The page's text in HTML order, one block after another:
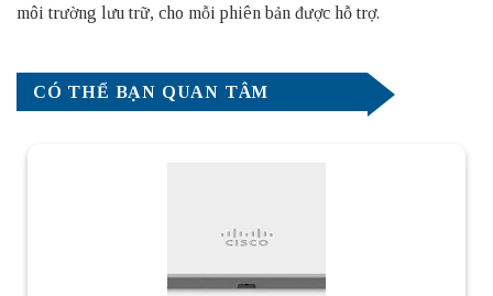
môi trường lưu trữ, cho mỗi phiên bản được hỗ trợ.
CÓ THỂ BẠN QUAN TÂM